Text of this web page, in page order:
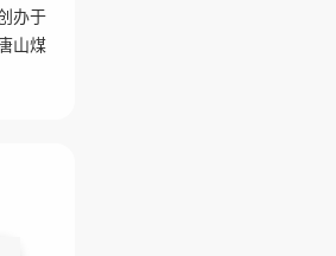
办于
山煤